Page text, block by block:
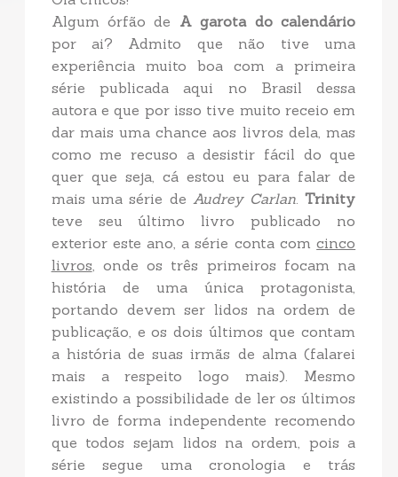
Algum órfão de A garota do calendário
por ai? Admito que não tive uma
experiência muito boa com a primeira
série publicada aqui no Brasil dessa
autora e que por isso tive muito receio em
dar mais uma chance aos livros dela, mas
como me recuso a desistir fácil do que
quer que seja, cá estou eu para falar de
mais uma série deAudrey Carlan.Trinity
teve seu último livro publicado no
exterior este ano, a série conta comcinco
livros, onde os três primeiros focam na
história de uma única protagonista,
portando devem ser lidos na ordem de
publicação, e os dois últimos que contam
a história de suas irmãs de alma (falarei
mais a respeito logo mais). Mesmo
existindo a possibilidade de ler os últimos
livro de forma independente recomendo
que todos sejam lidos na ordem, pois a
série segue uma cronologia e trás